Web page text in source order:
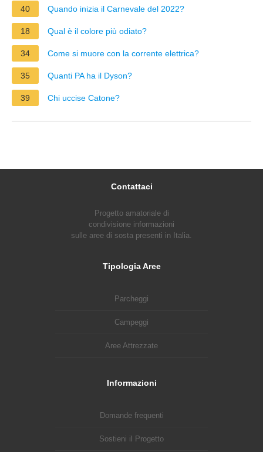
40 Quando inizia il Carnevale del 2022?
18 Qual è il colore più odiato?
34 Come si muore con la corrente elettrica?
35 Quanti PA ha il Dyson?
39 Chi uccise Catone?
Contattaci
Progetto amatoriale di
condivisione informazioni
sulle aree di sosta presenti in Italia.
Tipologia Aree
Parcheggi
Campeggi
Aree Attrezzate
Informazioni
Domande frequenti
Sostieni il Progetto